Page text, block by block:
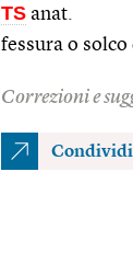
TS anat.
fessura o
Correzioni e
Condividi